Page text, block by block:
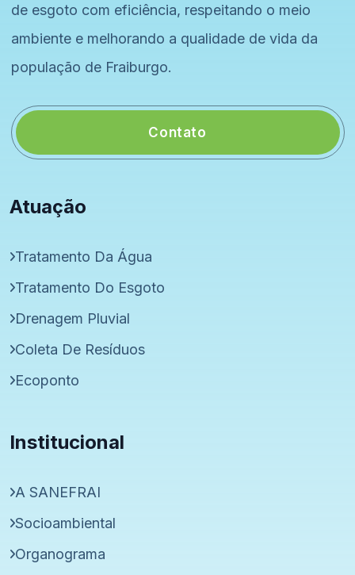
de esgoto com eficiência, respeitando o meio
ambiente e melhorando a qualidade de vida da
população de Fraiburgo.
Contato
Atuação
Tratamento Da Água
Tratamento Do Esgoto
Drenagem Pluvial
Coleta De Resíduos
Ecoponto
Institucional
A SANEFRAI
Socioambiental
Organograma